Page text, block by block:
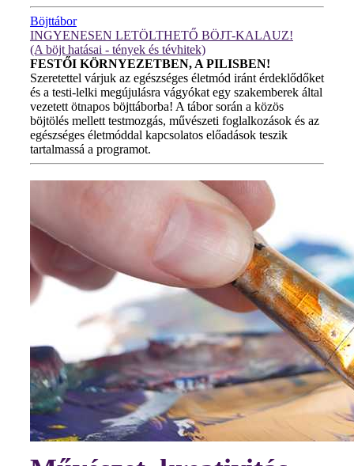
Böjttábor
INGYENESEN LETÖLTHETŐ BÖJT-KALAUZ!
(A böjt hatásai - tények és tévhitek)
FESTŐI KÖRNYEZETBEN, A PILISBEN!
Szeretettel várjuk az egészséges életmód iránt érdeklődőket
és a testi-lelki megújulásra vágyókat egy szakemberek által
vezetett ötnapos böjttáborba! A tábor során a közös
böjtölés mellett testmozgás, művészeti foglalkozások és az
egészséges életmóddal kapcsolatos előadások teszik
tartalmassá a programot.